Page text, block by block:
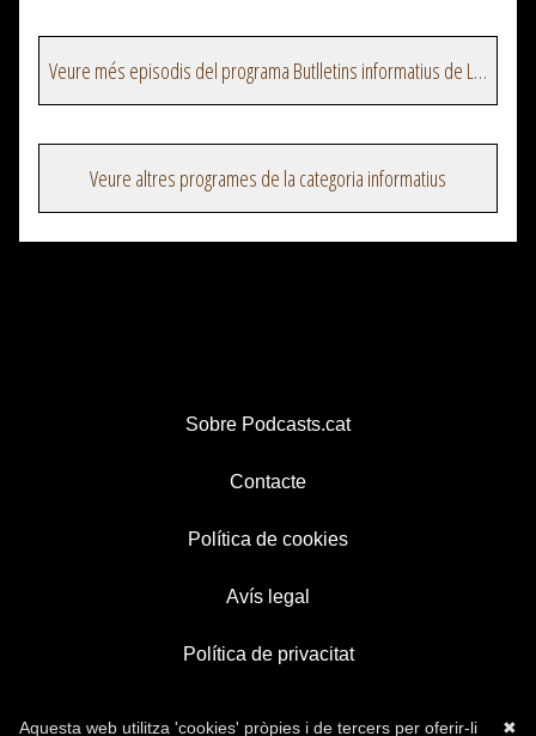
Veure més episodis del programa Butlletins informatius de La Xarxa
Veure altres programes de la categoria informatius
Sobre Podcasts.cat
Contacte
Política de cookies
Avís legal
Política de privacitat
✖
Aquesta web utilitza 'cookies' pròpies i de tercers per oferir-li